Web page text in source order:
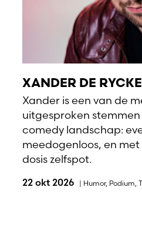
XANDER DE RYCKE
Xander is een van de
uitgesproken
comedy landschap:
meedogenloos, en
dosis zelfspot.
22 okt 2026 | Humor, Podium,